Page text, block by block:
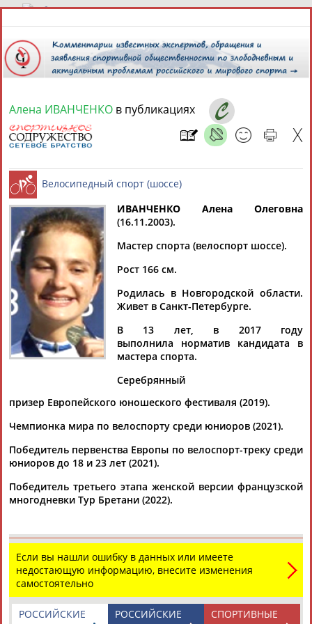
9 августа 2026 года,05:48
1персона
Алена
ИВАНЧЕНКО
Ваш запрос: "Алена ИВАНЧЕНКО"
Документы 1-6 из 6 найденных уникальных документов
МОК: Флага нейтральных атлетов не будет на церемонии
...Андреева, Шнайдер), по три велосипедиста (Тамара
(Захар Петров,...
10.08.2024
Спортсменов из России не будет на церемонии закрытия
игр Олимпиады в Париже
...Веснина, Шнайдер), по три велосипедиста (Тамара
Дронова,Алена Иванченко, Глеб Сырица) и гребца на каноэ
(Петров,...
Велогонщица из России Тамара Дронова заняла 47-е место в
групповой гонке на играх Олимпиады
...показали результат 4 часа 21 секунда. Другая россиянка
Алена Иванченко
24...
(Проект:Информационное агентство СТАДИОН
Алена ИВАНЧЕНКО в публикациях
Велосипедный спорт (шоссе)
ИВАНЧЕНКО Алена Олеговна
(16.11.2003).
Мастер спорта (велоспорт шоссе).
Рост 166 см.
Родилась в Новгородской области.
Живет в Санкт-Петербурге.
В 13 лет, в 2017 году
выполнила норматив кандидата в
мастера спорта.
Серебрянный
призер Европейского юношеского фестиваля (2019).
Чемпионка мира по велоспорту среди юниоров (2021).
Победитель первенства Европы по велоспорт-треку среди
юниоров до 18 и 23 лет (2021).
Победитель третьего этапа женской версии французской
многодневки Тур Бретани (2022).
Если вы нашли ошибку в данных или имеете
недостающую информацию, внесите изменения
самостоятельно
СПОРТИВНЫЕ
РОССИЙСКИЕ
РОССИЙСКИЕ